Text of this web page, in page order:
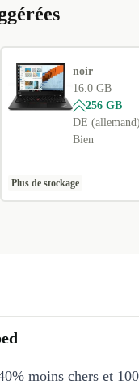
noir
16.0 GB
256 GB
DE (allemand)
Bien
Plus de stockage
moins chers et